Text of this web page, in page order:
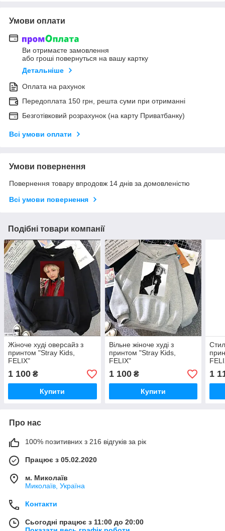
Умови оплати
Ви отримаєте замовлення
або гроші повернуться на вашу картку
Детальніше
Оплата на рахунок
Передоплата 150 грн, решта суми при отриманні
Безготівковий розрахунок (на карту Приватбанку)
Всі умови оплати
Умови повернення
Повернення товару впродовж 14 днів за домовленістю
Всі умови повернення
Подібні товари компанії
Жіноче худі оверсайз з
принтом "Stray Kids,
FELIX"
1 100 ₴
Купити
Вільне жіноче худі з
принтом "Stray Kids,
FELIX"
1 100₴
Купити
1
Про нас
100% позитивних з 216 відгуків за рік
Працює з 05.02.2020
м. Миколаїв
Миколаїв, Україна
Контакти
Сьогодні працює з 11:00 до 20:00